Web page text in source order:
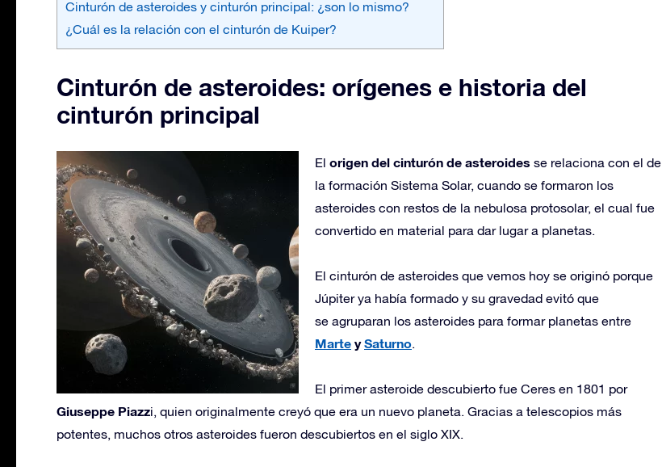
Cinturón de asteroides y cinturón principal: ¿son lo mismo?
¿Cuál es la relación con el cinturón de Kuiper?
Cinturón de asteroides: orígenes e historia del
cinturón principal
El origen del cinturón de asteroides se relaciona con el de
la formación Sistema Solar, cuando se formaron los
asteroides con restos de la nebulosa protosolar, el cual fue
convertido en material para dar lugar a planetas.
El cinturón de asteroides que vemos hoy se originó porque
Júpiter ya había formado y su gravedad evitó que
se agruparan los asteroides para formar planetas entre
Marte ySaturno.
El primer asteroide descubierto fue Ceres en 1801 por
Giuseppe Piazzi, quien originalmente creyó que era un nuevo planeta. Gracias a telescopios más
potentes, muchos otros asteroides fueron descubiertos en el siglo XIX.